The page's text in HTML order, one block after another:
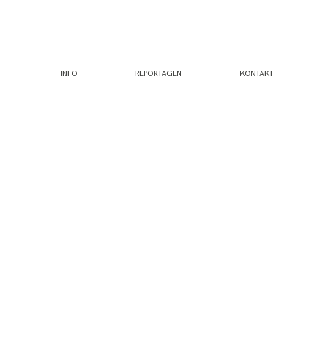
INFO REPORTAGEN KONTAKT